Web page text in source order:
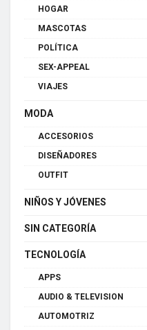
HOGAR
MASCOTAS
POLÍTICA
SEX-APPEAL
VIAJES
MODA
ACCESORIOS
DISEÑADORES
OUTFIT
NIÑOS Y JÓVENES
SIN CATEGORÍA
TECNOLOGÍA
APPS
AUDIO & TELEVISION
AUTOMOTRIZ